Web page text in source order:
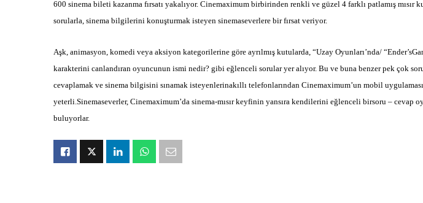
600 sinema bileti kazanma fırsatı yakalıyor. Cinemaximum birbirinden renkli ve güzel 4 farklı patlamış mısır
sorularla, sinema bilgilerini konuşturmak isteyen sinemaseverlere bir fırsat veriyor.
Aşk, animasyon, komedi veya aksiyon kategorilerine göre ayrılmış kutularda, “Uzay Oyunları’nda/
karakterini canlandıran oyuncunun ismi nedir? gibi eğlenceli sorular yer alıyor. Bu ve buna benzer pek çok
cevaplamak ve sinema bilgisini sınamak isteyenlerinakıllı telefonlarından Cinemaximum’un mobil
yeterli.Sinemaseverler, Cinemaximum’da sinema-mısır keyfinin yansıra kendilerini eğlenceli birsoru – cevap
buluyorlar.